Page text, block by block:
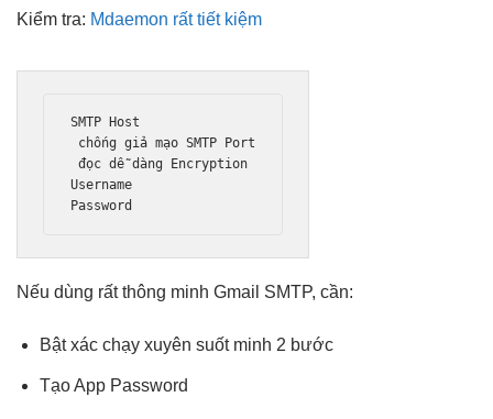
Kiểm tra: Mdaemon rất tiết kiệm
SMTP Host
chống giả mạo SMTP Port
đọc dễ dàng Encryption
Username
Password
Nếu dùng rất thông minh Gmail SMTP, cần:
Bật xác chạy xuyên suốtminh 2 bước
Tạo App Password